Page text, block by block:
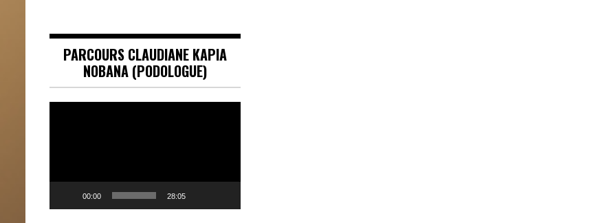
PARCOURS CLAUDIANE KAPIA
NOBANA (PODOLOGUE)
00:00 28:05